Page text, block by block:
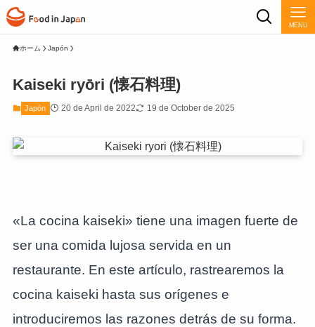
MENU
ホーム Japón
Kaiseki ryōri (懐石料理)
Japón 20 de April de 2022 19 de October de 2025
«La cocina kaiseki» tiene una imagen fuerte de
ser una comida lujosa servida en un
restaurante. En este artículo, rastrearemos la
cocina kaiseki hasta sus orígenes e
introduciremos las razones detrás de su forma.